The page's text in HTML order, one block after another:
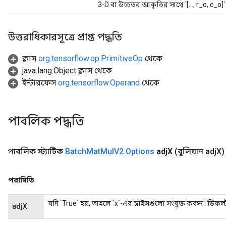
3-D বা উচ্চতর আকৃতির সাথে `[..., r_o, c_o]`
উত্তরাধিকারসূত্রে প্রাপ্ত পদ্ধতি
ক্লাস org.tensorflow.op.PrimitiveOp থেকে
java.lang.Object ক্লাস থেকে
ইন্টারফেস org.tensorflow.Operand থেকে
পাবলিক পদ্ধতি
পাবলিক স্ট্যাটিক BatchMatMulV2.Options adjX (বুলিয়ান adjX)
পরামিতি
adjX যদি `True` হয়, তাহলে `x`-এর স্লাইসগুলো সংযুক্ত করুন।